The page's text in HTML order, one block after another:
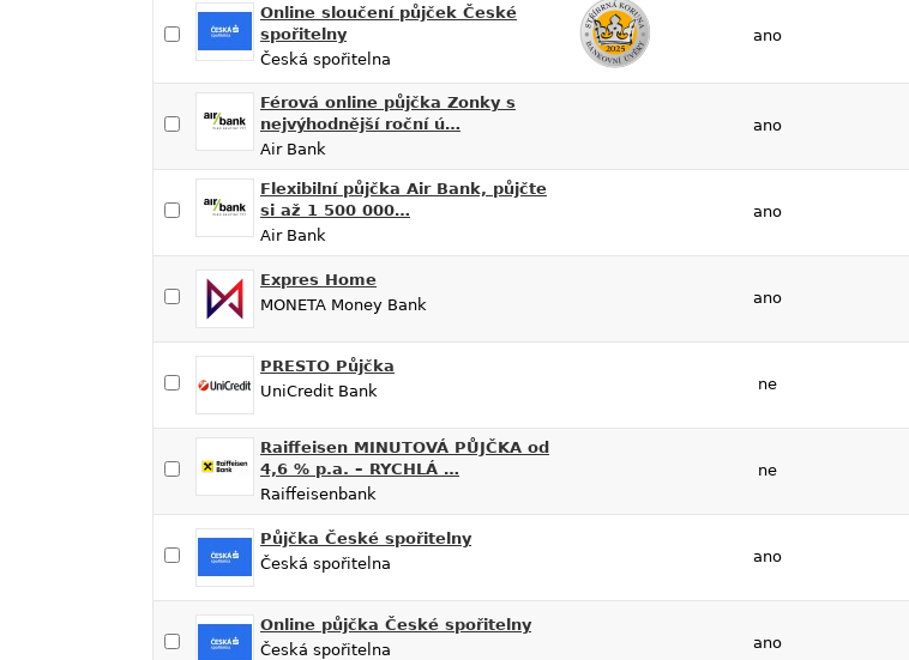
Online sloučení půjček České
spořitelny
Česká spořitelna
ano
Férová online půjčka Zonky s
nejvýhodnější roční ú…
Air Bank
ano
Flexibilní půjčka Air Bank, půjčte
si až 1 500 000…
Air Bank
ano
Expres Home
MONETA Money Bank
ano
PRESTO Půjčka
UniCredit Bank
ne
Raiffeisen MINUTOVÁ PŮJČKA od
4,6 % p.a. – RYCHLÁ …
Raiffeisenbank
ne
Půjčka České spořitelny
Česká spořitelna
ano
Online půjčka České spořitelny
Česká spořitelna
ano